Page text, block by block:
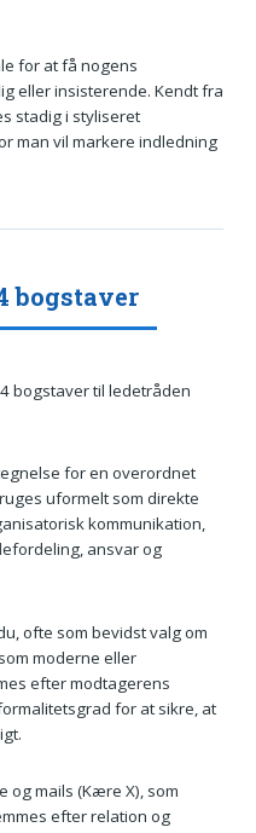
for at få nogens
eller insisterende. Kendt fra
stadig i styliseret
man vil markere indledning
bogstaver
bogstaver til ledetråden
for en overordnet
uformelt som direkte
kommunikation,
ansvar og
ofte som bevidst valg om
moderne eller
efter modtagerens
for at sikre, at
og mails (Kære X), som
efter relation og